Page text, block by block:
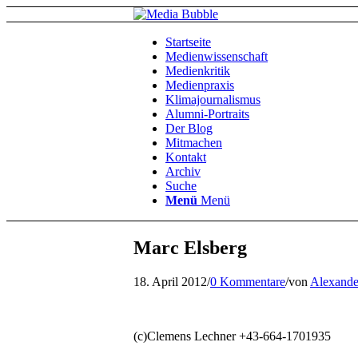
Startseite
Medienwissenschaft
Medienkritik
Medienpraxis
Klimajournalismus
Alumni-Portraits
Der Blog
Mitmachen
Kontakt
Archiv
Suche
Menü Menü
Marc Elsberg
18. April 2012/0 Kommentare/von
(c)Clemens Lechner +43-664-1701935